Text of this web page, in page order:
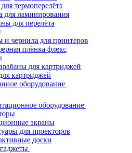
термоперелёта
для ламинирования
для перелёта
и чернила для принтеров
плёнка флекс
для картриджей
картриджей
оборудование
оборудование
экраны
для проекторов
доски